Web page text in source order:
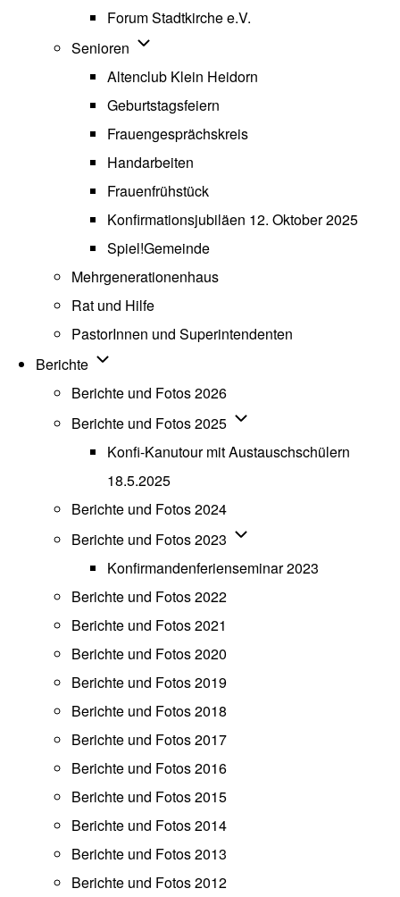
Forum Stadtkirche e.V.
Senioren Unternavigation von Senioren
Altenclub Klein Heidorn
Geburtstagsfeiern
Frauengesprächskreis
Handarbeiten
Frauenfrühstück
Konfirmationsjubiläen 12. Oktober 2025
Spiel!Gemeinde
Mehrgenerationenhaus
Rat und Hilfe
PastorInnen und Superintendenten
Berichte Unternavigation von Berichte
Berichte und Fotos 2026
Berichte und Fotos 2025 Unternavigation von
Konfi-Kanutour mit Austauschschülern
18.5.2025
Berichte und Fotos 2024
Berichte und Fotos 2023 Unternavigation von
Konfirmandenferienseminar 2023
Berichte und Fotos 2022
Berichte und Fotos 2021
Berichte und Fotos 2020
Berichte und Fotos 2019
Berichte und Fotos 2018
Berichte und Fotos 2017
Berichte und Fotos 2016
Berichte und Fotos 2015
Berichte und Fotos 2014
Berichte und Fotos 2013
Berichte und Fotos 2012